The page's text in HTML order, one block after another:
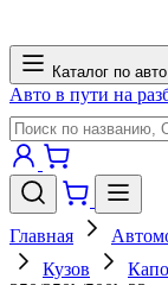
Каталог по авто
Авто в пути на
Главная
Кузов